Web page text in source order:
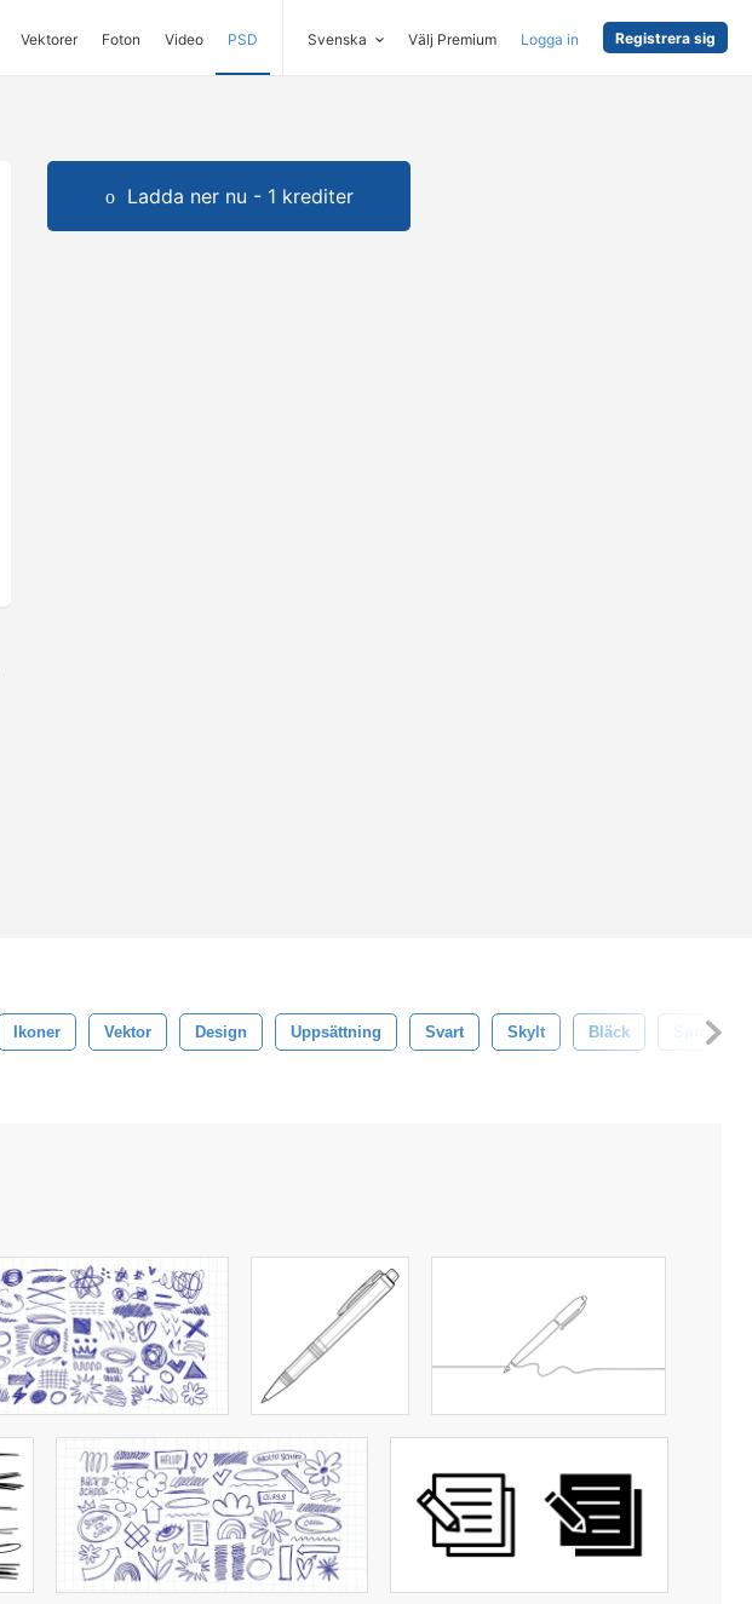
Vektorer Foton Video PSD Svenska Välj Premium Logga in Registrera sig
Ladda ner nu - 1 krediter
Ikoner Vektor Design Uppsättning Svart Skylt Bläck Spray